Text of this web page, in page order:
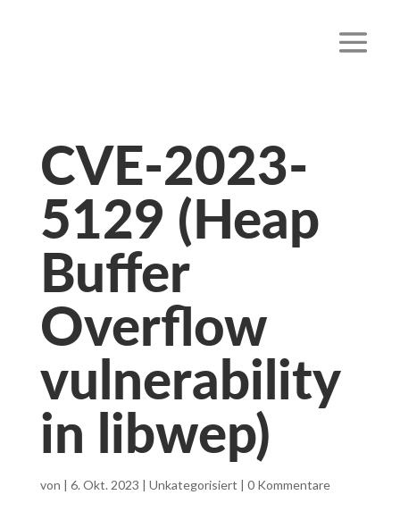
CVE-2023-
5129 (Heap
Buffer
Overflow
vulnerability
in libwep)
von | 6. Okt. 2023 | Unkategorisiert | 0 Kommentare